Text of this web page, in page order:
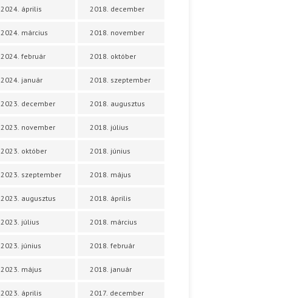
2024. április
2024. március
2024. február
2024. január
2023. december
2023. november
2023. október
2023. szeptember
2023. augusztus
2023. július
2023. június
2023. május
2023. április
2018. december
2018. november
2018. október
2018. szeptember
2018. augusztus
2018. július
2018. június
2018. május
2018. április
2018. március
2018. február
2018. január
2017. december